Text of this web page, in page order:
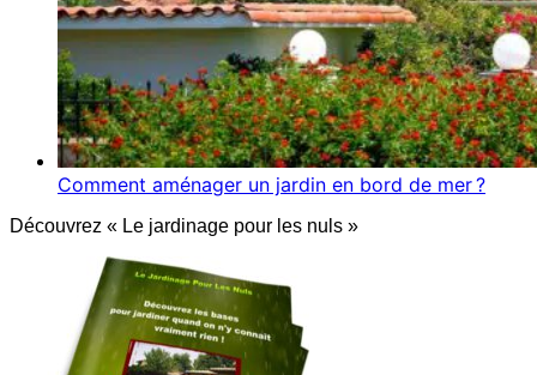
Comment aménager un jardin en bord de mer ?
Découvrez « Le jardinage pour les nuls »